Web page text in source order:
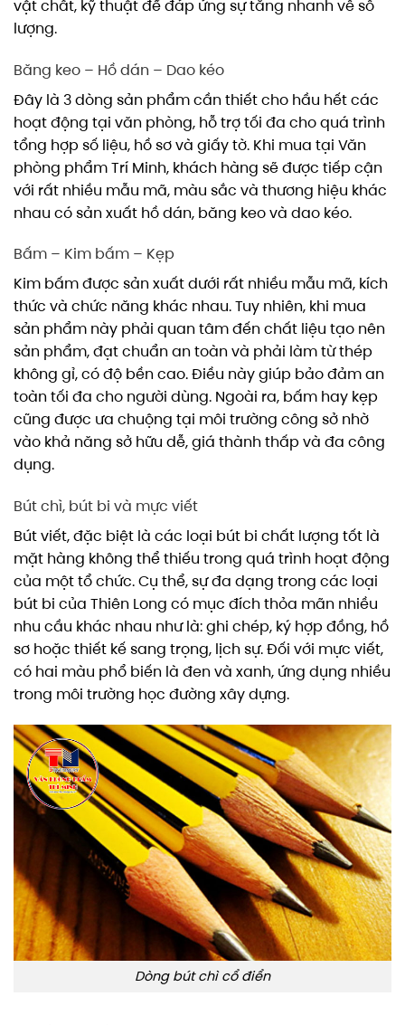
vật chất, kỹ thuật để đáp ứng sự tăng nhanh về số
lượng.
Băng keo – Hồ dán – Dao kéo
Đây là 3 dòng sản phẩm cần thiết cho hầu hết các
hoạt động tại văn phòng, hỗ trợ tối đa cho quá trình
tổng hợp số liệu, hồ sơ và giấy tờ. Khi mua tại Văn
phòng phẩm Trí Minh, khách hàng sẽ được tiếp cận
với rất nhiều mẫu mã, màu sắc và thương hiệu khác
nhau có sản xuất hồ dán, băng keo và dao kéo.
Bấm – Kim bấm – Kẹp
Kim bấm được sản xuất dưới rất nhiều mẫu mã, kích
thức và chức năng khác nhau. Tuy nhiên, khi mua
sản phẩm này phải quan tâm đến chất liệu tạo nên
sản phẩm, đạt chuẩn an toàn và phải làm từ thép
không gỉ, có độ bền cao. Điều này giúp bảo đảm an
toàn tối đa cho người dùng. Ngoài ra, bấm hay kẹp
cũng được ưa chuộng tại môi trường công sở nhờ
vào khả năng sở hữu dễ, giá thành thấp và đa công
dụng.
Bút chì, bút bi và mực viết
Bút viết, đặc biệt là các loại bút bi chất lượng tốt là
mặt hàng không thể thiếu trong quá trình hoạt động
của một tổ chức. Cụ thể, sự đa dạng trong các loại
bút bi của Thiên Long có mục đích thỏa mãn nhiều
nhu cầu khác nhau như là: ghi chép, ký hợp đồng, hồ
sơ hoặc thiết kế sang trọng, lịch sự. Đối với mực viết,
có hai màu phổ biến là đen và xanh, ứng dụng nhiều
trong môi trường học đường xây dựng.
Dòng bút chì cổ điển